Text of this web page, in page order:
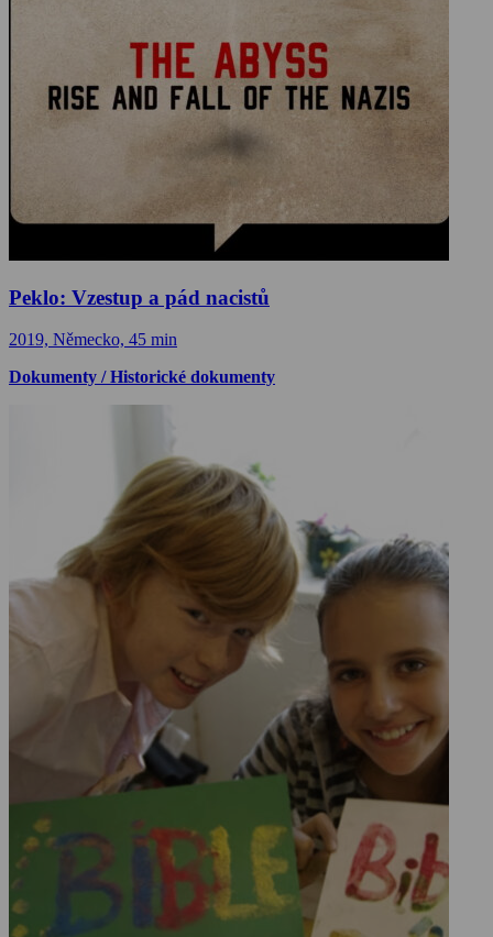
Peklo: Vzestup a pád nacistů
2019, Německo, 45 min
Dokumenty / Historické dokumenty